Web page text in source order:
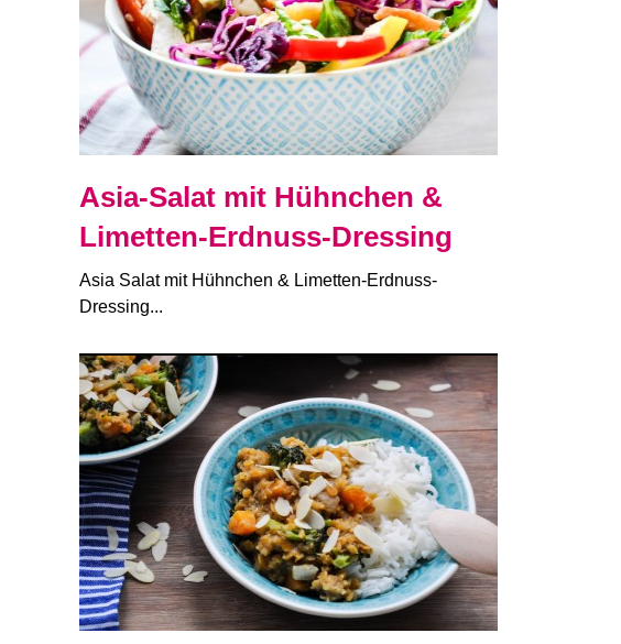
Asia-Salat mit Hühnchen &
Limetten-Erdnuss-Dressing
Asia Salat mit Hühnchen & Limetten-Erdnuss-
Dressing...